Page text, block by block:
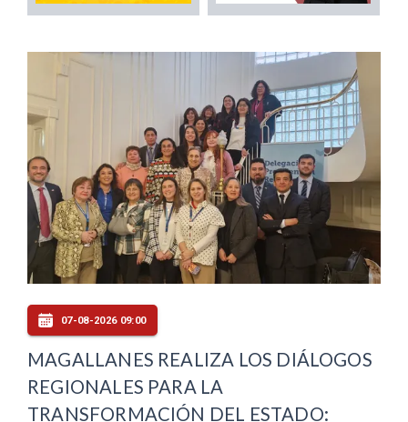
07-08-2026 09:00
MAGALLANES REALIZA LOS DIÁLOGOS
REGIONALES PARA LA
TRANSFORMACIÓN DEL ESTADO: